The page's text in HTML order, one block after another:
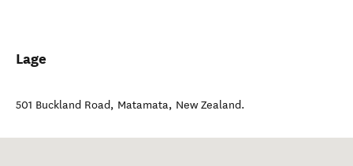
Lage
501 Buckland Road, Matamata, New Zealand.